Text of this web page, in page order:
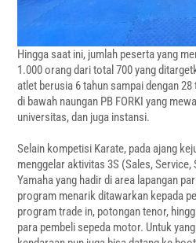
Hingga saat ini, jumlah peserta yang
1.000 orang dari total 700 yang
atlet berusia 6 tahun sampai dengan
di bawah naungan PB FORKI yang
universitas, dan juga instansi.
Selain kompetisi Karate, pada ajang
menggelar aktivitas 3S (Sales,
Yamaha yang hadir di area lapangan
program menarik ditawarkan kepada
program trade in, potongan tenor,
para pembeli sepeda motor. Untuk